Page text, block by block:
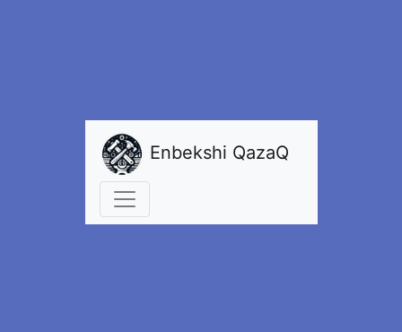
Enbekshi QazaQ